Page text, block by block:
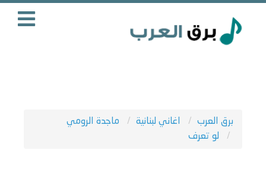
برق العرب اغاني لبنانية
ماجدة الرومي
لو تعرف